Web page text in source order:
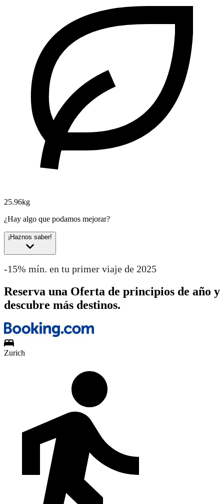
25.96kg
¿Hay algo que podamos mejorar?
¡Haznos saber!
-15% mín. en tu primer viaje de 2025
Reserva una Oferta de principios de año y
descubre más destinos.
Zurich